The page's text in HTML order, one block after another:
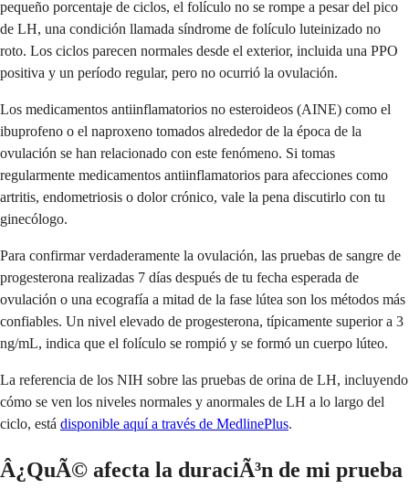
pequeño porcentaje de ciclos, el folículo no se rompe a pesar del pico
de LH, una condición llamada síndrome de folículo luteinizado no
roto. Los ciclos parecen normales desde el exterior, incluida una PPO
positiva y un período regular, pero no ocurrió la ovulación.
Los medicamentos antiinflamatorios no esteroideos (AINE) como el
ibuprofeno o el naproxeno tomados alrededor de la época de la
ovulación se han relacionado con este fenómeno. Si tomas
regularmente medicamentos antiinflamatorios para afecciones como
artritis, endometriosis o dolor crónico, vale la pena discutirlo con tu
ginecólogo.
Para confirmar verdaderamente la ovulación, las pruebas de sangre de
progesterona realizadas 7 días después de tu fecha esperada de
ovulación o una ecografía a mitad de la fase lútea son los métodos más
confiables. Un nivel elevado de progesterona, típicamente superior a 3
ng/mL, indica que el folículo se rompió y se formó un cuerpo lúteo.
La referencia de los NIH sobre las pruebas de orina de LH, incluyendo
cómo se ven los niveles normales y anormales de LH a lo largo del
ciclo, está disponible aquí a través de MedlinePlus.
Â¿QuÃ© afecta la duraciÃ³n de mi prueba